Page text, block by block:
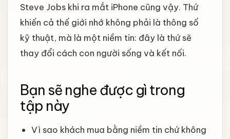
Steve Jobs khi ra mắt iPhone cũng vậy. Thứ
khiến cả thế giới nhớ không phải là thông số
kỹ thuật, mà là một niềm tin: đây là thứ sẽ
thay đổi cách con người sống và kết nối.
Bạn sẽ nghe được gì trong
tập này
Vì sao khách mua bằng niềm tin chứ không